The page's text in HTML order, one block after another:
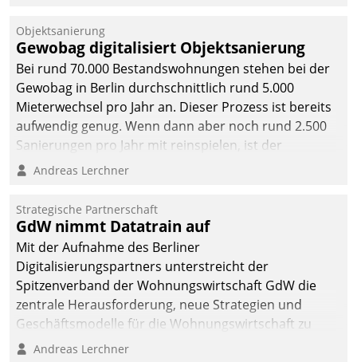
Objektsanierung
Gewobag digitalisiert Objektsanierung
Bei rund 70.000 Bestandswohnungen stehen bei der
Gewobag in Berlin durchschnittlich rund 5.000
Mieterwechsel pro Jahr an. Dieser Prozess ist bereits
aufwendig genug. Wenn dann aber noch rund 2.500
Sanierungen pro Jahr mit reinspielen, ist der
Betreuungs- und Organisationsaufwand immens. Im
kommunale Wohnungsbauunternehmen daher
gemeinsam mit der Berliner Datatrain GmbH den
Teilprozess der Objektsanierung digitalisiert.
Andreas Lerchner
Strategische Partnerschaft
GdW nimmt Datatrain auf
Mit der Aufnahme des Berliner
Digitalisierungspartners unterstreicht der
Spitzenverband der Wohnungswirtschaft GdW die
zentrale Herausforderung, neue Strategien und
Geschäftsmodelle für die Wohnungswirtschaft zu
entwickeln.
Andreas Lerchner